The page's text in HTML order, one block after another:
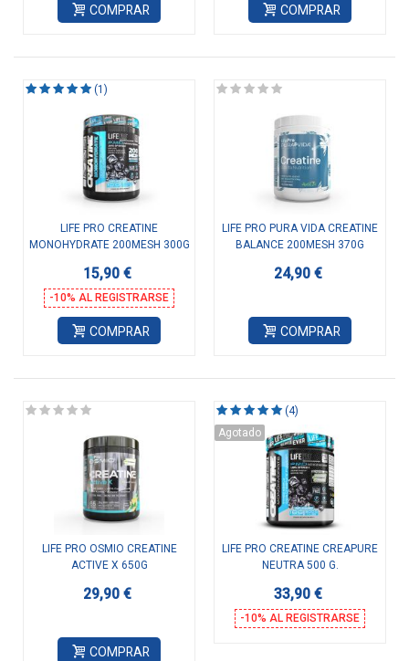
COMPRAR COMPRAR
(1)
LIFE PRO CREATINE
MONOHYDRATE 200MESH 300G
15,90 €
-10% AL REGISTRARSE
COMPRAR
LIFE PRO PURA VIDA CREATINE
BALANCE 200MESH 370G
24,90 €
COMPRAR
LIFE PRO OSMIO CREATINE
ACTIVE X 650G
29,90 €
COMPRAR
(4)
Agotado
LIFE PRO CREATINE CREAPURE
NEUTRA 500 G.
33,90 €
-10% AL REGISTRARSE